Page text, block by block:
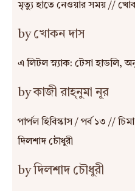
মৃত্যু হাতে নেওয়ার সময় //
by খোকন দাস
এ লিটল স্ন্যাক: টেসা হাডলি,
by কাজী রাহ্‌নুমা নূর
পার্পল হিবিস্কাস / পর্ব ১৩ //
দিলশাদ চৌধুরী
by দিলশাদ চৌধুরী